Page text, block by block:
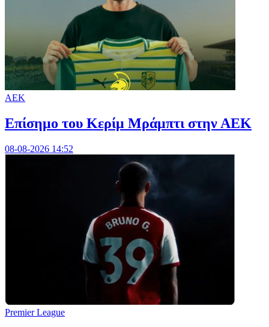
ΑΕΚ
Επίσημο του Κερίμ Μράμπτι στην ΑΕK
08-08-2026 14:52
Premier League